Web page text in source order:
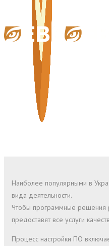
Наиболее популярными в
вида деятельности.
Чтобы программные решения
предоставят все услуги
Процесс настройки ПО